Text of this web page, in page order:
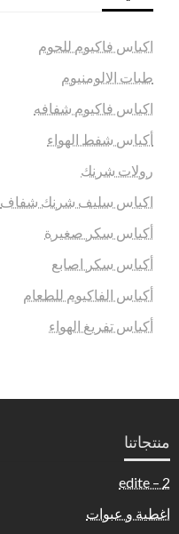
اكياس فاكيوم للحوم
طبات الالومنيوم
اكياس فاكيوم شفافه
أكياس شفط الهواء
رولات شرنك
اكياس سليف شرنك شفاف
أكياس سكر صغيرة
أكياس سكر اصابع
أكياس الفاكيوم للطعام
أكياس تفريغ الهواء
منتجاتنا
2 – edite
اغطية و عبوات